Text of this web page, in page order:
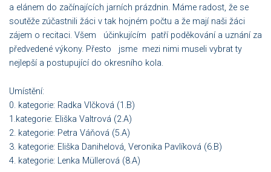
a elánem do začínajících jarních prázdnin. Máme radost, že se
soutěže zúčastnili žáci v tak hojném počtu a že mají naši žáci
zájem o recitaci. Všem účinkujícím patří poděkování a uznání za
předvedené výkony. Přesto jsme mezi nimi museli vybrat ty
nejlepší a postupující do okresního kola.
Umístění:
0. kategorie: Radka Vlčková (1.B)
1.kategorie: Eliška Valtrová (2.A)
2. kategorie: Petra Váňová (5.A)
3. kategorie: Eliška Danihelová, Veronika Pavlíková (6.B)
4. kategorie: Lenka Müllerová (8.A)